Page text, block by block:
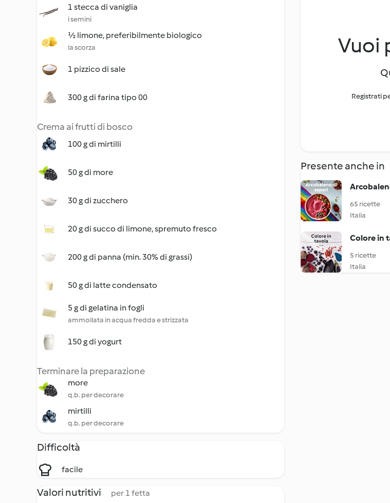
1 stecca di vaniglia
i semini
½ limone, preferibilmente biologico
la scorza
1 pizzico di sale
300 g di farina tipo 00
Crema ai frutti di bosco
100 g di mirtilli
50 g di more
30 g di zucchero
20 g di succo di limone, spremuto fresco
200 g di panna (min. 30% di grassi)
50 g di latte condensato
5 g di gelatina in fogli
ammollata in acqua fredda e strizzata
150 g di yogurt
Terminare la preparazione
more
q.b. per decorare
mirtilli
q.b. per decorare
Difficoltà
facile
Valori nutritivi per 1 fetta
Vuoi
Registrati
Presente anche in
65 ricette
Italia
Colore in
5 ricette
Italia